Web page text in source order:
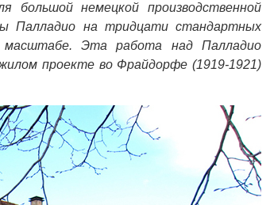
немецкой производственной
Палладио на тридцати стандартных
Эта работа над Палладио
проекте во Фрайдорфе (1919-1921)